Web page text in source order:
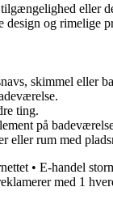
eller
og rimelige
skimmel eller
ting.
på
eller rum med
• E-handel
med 1